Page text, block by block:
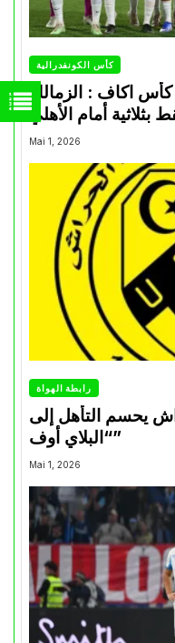
كأس الكونفدرالية
كأس اكاف : الزمالك
Mai 1, 2026
رابطة الهواة
يحسم التأهل إلى
“البلاي أوف”
Mai 1, 2026